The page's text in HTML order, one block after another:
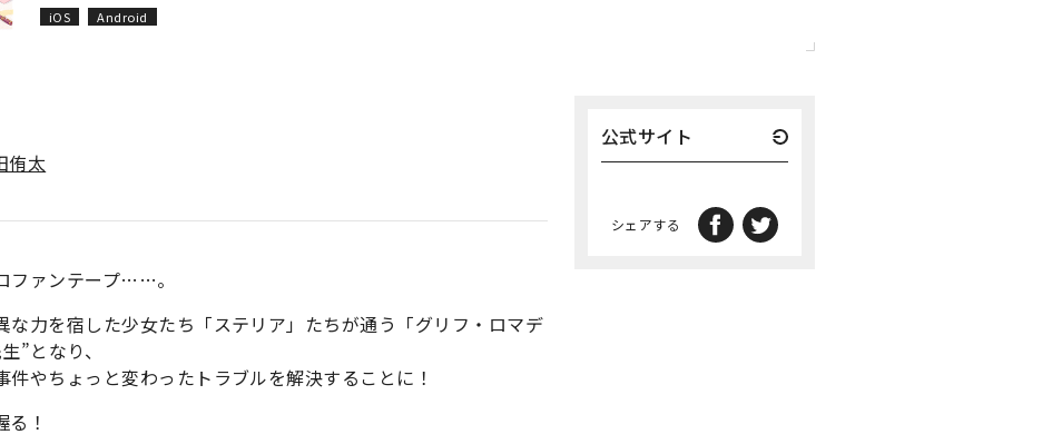
iOS Android
侑太
ファンテープ……。
な力を宿した少女たち「ステリア」たちが通う「グリフ・ロマデ
”となり、
やちょっと変わったトラブルを解決することに！
！
公式サイト
シェアする